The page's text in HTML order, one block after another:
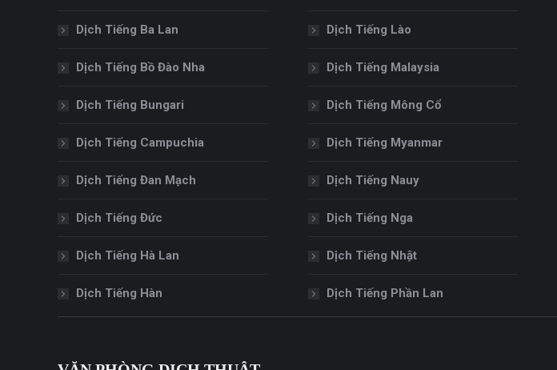
Dịch Tiếng Ba Lan
Dịch Tiếng Bồ Đào Nha
Dịch Tiếng Bungari
Dịch Tiếng Campuchia
Dịch Tiếng Đan Mạch
Dịch Tiếng Đức
Dịch Tiếng Hà Lan
Dịch Tiếng Hàn
Dịch Tiếng Lào
Dịch Tiếng Malaysia
Dịch Tiếng Mông Cổ
Dịch Tiếng Myanmar
Dịch Tiếng Nauy
Dịch Tiếng Nga
Dịch Tiếng Nhật
Dịch Tiếng Phần Lan